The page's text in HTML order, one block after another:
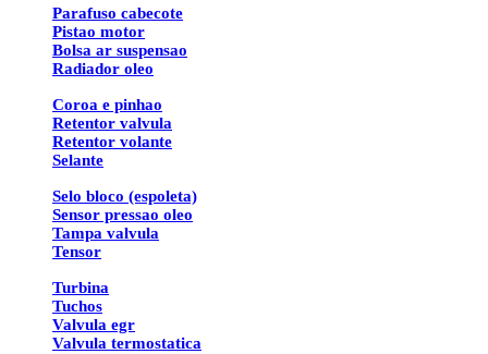
Parafuso cabecote
Pistao motor
Bolsa ar suspensao
Radiador oleo
Coroa e pinhao
Retentor valvula
Retentor volante
Selante
Selo bloco (espoleta)
Sensor pressao oleo
Tampa valvula
Tensor
Turbina
Tuchos
Valvula egr
Valvula termostatica